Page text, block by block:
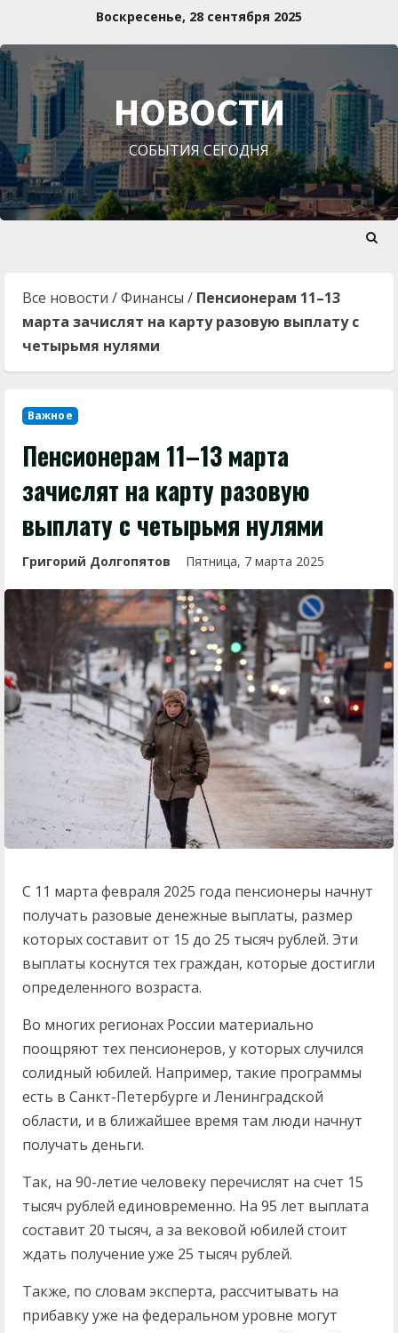
содержимому
Воскресенье, 28 сентября 2025
НОВОСТИ
СОБЫТИЯ СЕГОДНЯ
Все новости /Финансы / Пенсионерам 11–13
марта зачислят на карту разовую выплату с
четырьмя нулями
Важное
Пенсионерам 11–13 марта
зачислят на карту разовую
выплату с четырьмя нулями
Григорий Долгопятов Пятница, 7 марта 2025
С 11 марта февраля 2025 года пенсионеры начнут
получать разовые денежные выплаты, размер
которых составит от 15 до 25 тысяч рублей. Эти
выплаты коснутся тех граждан, которые достигли
определенного возраста.
Во многих регионах России материально
поощряют тех пенсионеров, у которых случился
солидный юбилей. Например, такие программы
есть в Санкт-Петербурге и Ленинградской
области, и в ближайшее время там люди начнут
получать деньги.
Так, на 90-летие человеку перечислят на счет 15
тысяч рублей единовременно. На 95 лет выплата
составит 20 тысяч, а за вековой юбилей стоит
ждать получение уже 25 тысяч рублей.
Также, по словам эксперта, рассчитывать на
прибавку уже на федеральном уровне могут